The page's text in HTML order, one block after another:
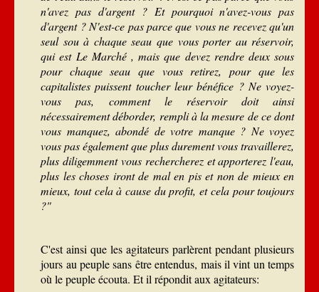
n'avez pas d'argent ? Et pourquoi n'avez-vous pas
d'argent ? N'est-ce pas parce que vous ne recevez qu'un
seul sou à chaque seau que vous porter au réservoir,
qui est Le Marché , mais que devez rendre deux sous
pour chaque seau que vous retirez, pour que les
capitalistes puissent toucher leur bénéfice ? Ne voyez-
vous pas, comment le réservoir doit ainsi
nécessairement déborder, rempli à la mesure de ce dont
vous manquez, abondé de votre manque ? Ne voyez
vous pas également que plus durement vous travaillerez,
plus diligemment vous rechercherez et apporterez l'eau,
plus les choses iront de mal en pis et non de mieux en
mieux, tout cela à cause du profit, et cela pour toujours
?"
C'est ainsi que les agitateurs parlèrent pendant plusieurs
jours au peuple sans être entendus, mais il vint un temps
où le peuple écouta. Et il répondit aux agitateurs: